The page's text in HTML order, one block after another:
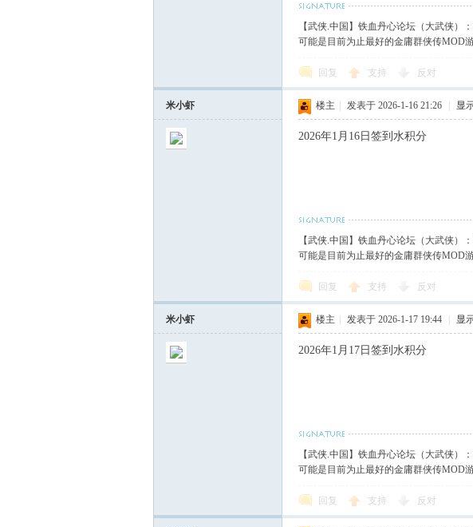
【武侠.中国】铁血丹心论坛（大武侠）
可能是目前为止最好的金庸群侠传MOD
回复 支持 反对
米小虾 楼主 发表于 2026-1-16 21:26 显
2026年1月16日签到水积分
【武侠.中国】铁血丹心论坛（大武侠）
可能是目前为止最好的金庸群侠传MOD
回复 支持 反对
米小虾 楼主 发表于 2026-1-17 19:44 显
2026年1月17日签到水积分
【武侠.中国】铁血丹心论坛（大武侠）
可能是目前为止最好的金庸群侠传MOD
回复 支持 反对